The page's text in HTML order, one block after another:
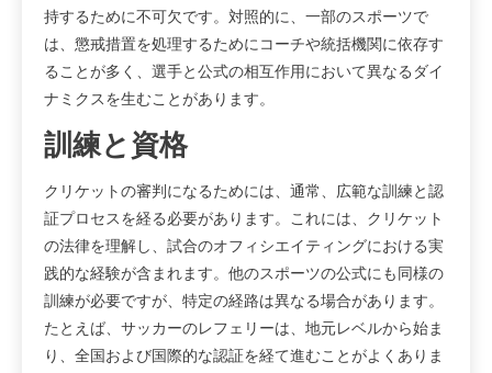
持するために不可欠です。対照的に、一部のスポーツで
は、懲戒措置を処理するためにコーチや統括機関に依存す
ることが多く、選手と公式の相互作用において異なるダイ
ナミクスを生むことがあります。
訓練と資格
クリケットの審判になるためには、通常、広範な訓練と認
証プロセスを経る必要があります。これには、クリケット
の法律を理解し、試合のオフィシエイティングにおける実
践的な経験が含まれます。他のスポーツの公式にも同様の
訓練が必要ですが、特定の経路は異なる場合があります。
たとえば、サッカーのレフェリーは、地元レベルから始ま
り、全国および国際的な認証を経て進むことがよくありま